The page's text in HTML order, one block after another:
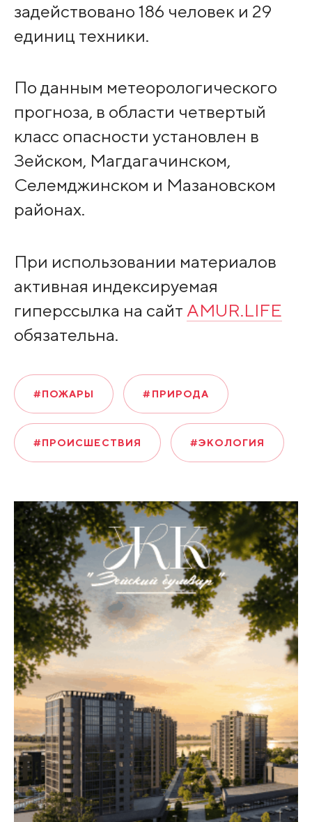
задействовано 186 человек и 29
единиц техники.
По данным метеорологического
прогноза, в области четвертый
класс опасности установлен в
Зейском, Магдагачинском,
Селемджинском и Мазановском
районах.
При использовании материалов
активная индексируемая
гиперссылка на сайт AMUR.LIFE
обязательна.
#ПОЖАРЫ #ПРИРОДА
#ПРОИСШЕСТВИЯ #ЭКОЛОГИЯ